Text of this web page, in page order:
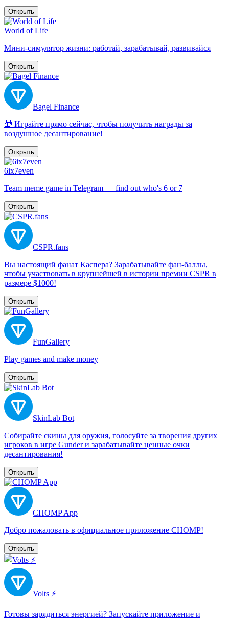
Открыть
World of Life
Мини-симулятор жизни: работай, зарабатывай, развивайся
Открыть
Bagel Finance
🎁 Играйте прямо сейчас, чтобы получить награды за
воздушное десантирование!
Открыть
6ix7even
Team meme game in Telegram — find out who's 6 or 7
Открыть
CSPR.fans
Вы настоящий фанат Каспера? Зарабатывайте фан-баллы,
чтобы участвовать в крупнейшей в истории премии CSPR в
размере $1000!
Открыть
FunGallery
Play games and make money
Открыть
SkinLab Bot
Собирайте скины для оружия, голосуйте за творения других
игроков в игре Gunder и зарабатывайте ценные очки
десантирования!
Открыть
CHOMP App
Добро пожаловать в официальное приложение CHOMP!
Открыть
Volts ⚡️
Готовы зарядиться энергией? Запускайте приложение и